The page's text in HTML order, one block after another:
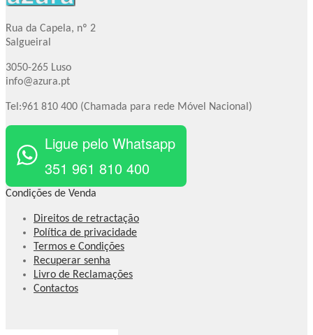
Rua da Capela, nº 2
Salgueiral
3050-265 Luso
info@azura.pt
Tel:961 810 400 (Chamada para rede Móvel Nacional)
Ligue pelo Whatsapp
351 961 810 400
Condições de Venda
Direitos de retractação
Política de privacidade
Termos e Condições
Recuperar senha
Livro de Reclamações
Contactos